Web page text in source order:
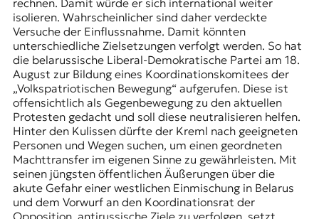
isolieren. Wahrscheinlicher sind daher verdeckte
Versuche der Einflussnahme. Damit könnten
unterschiedliche Zielsetzungen verfolgt werden. So hat
die belarussische Liberal-Demokratische Partei am 18.
August zur Bildung eines Koordinationskomitees der
„Volkspatriotischen Bewegung“ aufgerufen. Diese ist
offensichtlich als Gegenbewegung zu den aktuellen
Protesten gedacht und soll diese neutralisieren helfen.
Hinter den Kulissen dürfte der Kreml nach geeigneten
Personen und Wegen suchen, um einen geordneten
Machttransfer im eigenen Sinne zu gewährleisten. Mit
seinen jüngsten öffentlichen Äußerungen über die
akute Gefahr einer westlichen Einmischung in Belarus
und dem Vorwurf an den Koordinationsrat der
Opposition, antirussische Ziele zu verfolgen, setzt